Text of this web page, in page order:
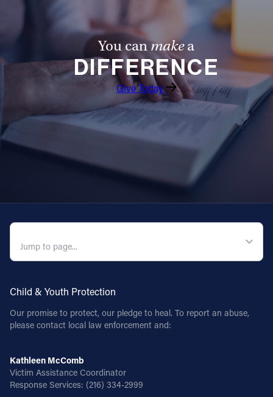
You canmakea
DIFFERENCE
Give Today
Child & Youth Protection
Our promise to protect, our pledge to heal. To report an abuse,
please contact local law enforcement and:
Kathleen McComb
Victim Assistance Coordinator
Response Services: (216) 334-2999